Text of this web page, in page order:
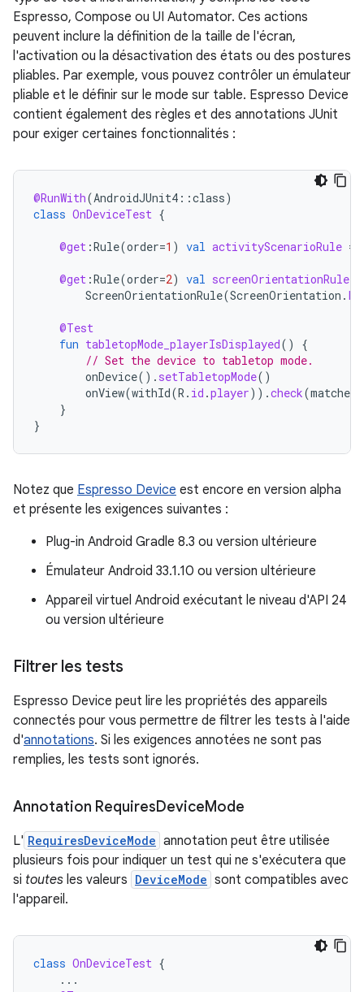
Espresso, Compose ou UI Automator. Ces actions
peuvent inclure la définition de la taille de l'écran,
l'activation ou la désactivation des états ou des postures
pliables. Par exemple, vous pouvez contrôler un émulateur
pliable et le définir sur le mode sur table. Espresso Device
contient également des règles et des annotations JUnit
pour exiger certaines fonctionnalités :
@RunWith(AndroidJUnit4 ::class)
class OnDeviceTest {
@get :Rule(order=1 ) val activityScenarioRule =
@get :Rule(order=2) val screenOrientationRule
ScreenOrientationRule(ScreenOrientation .
@Test
fun tabletopMode_playerIsDisplayed()
{
// Set the device to tabletop mode.
onDevice(). setTabletopMode()
onView(withId(R . id .player)).check(matches
}
}
Notez que Espresso Device est encore en version alpha
et présente les exigences suivantes :
Plug-in Android Gradle 8.3 ou version ultérieure
Émulateur Android 33.1.10 ou version ultérieure
Appareil virtuel Android exécutant le niveau d'API 24
ou version ultérieure
Filtrer les tests
Espresso Device peut lire les propriétés des appareils
connectés pour vous permettre de filtrer les tests à l'aide
d'annotations. Si les exigences annotées ne sont pas
remplies, les tests sont ignorés.
Annotation RequiresDeviceMode
L' RequiresDeviceMode annotation peut être utilisée
plusieurs fois pour indiquer un test qui ne s'exécutera que
si toutes les valeurs DeviceMode sont compatibles avec
l'appareil.
class OnDeviceTest {
...